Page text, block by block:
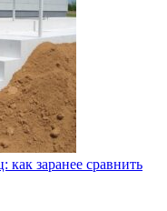
заранее сравнить